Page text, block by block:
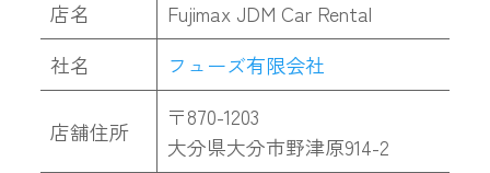
店名
Fujimax JDM Car Rental
社名
フューズ有限会社
店舗住所
〒870-1203
大分県大分市野津原914-2